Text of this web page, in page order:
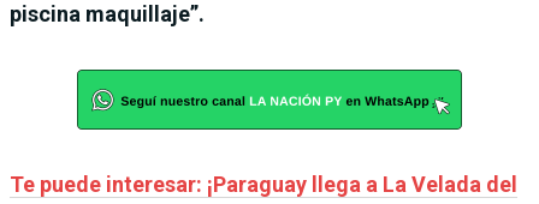
piscina maquillaje”.
Te puede interesar: ¡Paraguay llega a La Velada del